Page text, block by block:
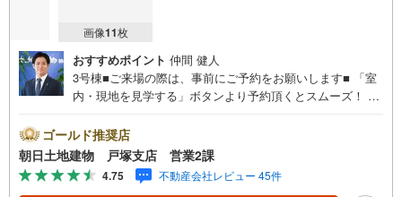
画像11枚
おすすめポイント 仲間 健人
3号棟■ご来場の際は、事前にご予約をお願いします■ 「室
内・現地を見学する」ボタンより予約頂くとスムーズ！ ◆
塚」駅徒歩5分 ◆お車でご来店のお客様 「横浜市戸塚区上
倉田町445-1」とご入力下さい。 お客様用の無料駐車場が
ございます。 キッズスペースもご用意しております！ 開放
的な接客スペースとDVDや遊び道具が揃ったキッズコーナ
ゴールド推奨店
朝日土地建物 戸塚支店 営業2課
4.75 不動産会社レビュー 45件